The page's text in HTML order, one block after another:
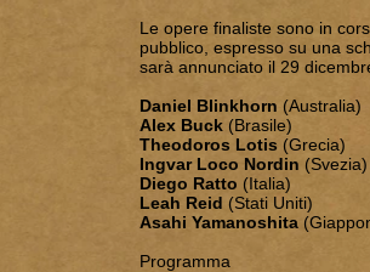
Le opere finaliste sono in
pubblico, espresso su una
sarà annunciato il 29
Daniel Blinkhorn (Australia)
Alex Buck (Brasile)
Theodoros Lotis (Grecia)
Ingvar Loco Nordin (Svezia)
Diego Ratto (Italia)
Leah Reid (Stati Uniti)
Asahi Yamanoshita
Programma